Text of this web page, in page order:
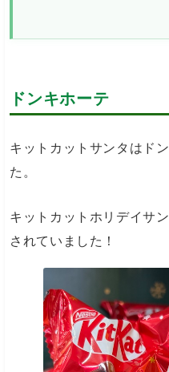
ドンキホーテ
キットカットサンタはド
た。
キットカットホリデイサ
されていました！